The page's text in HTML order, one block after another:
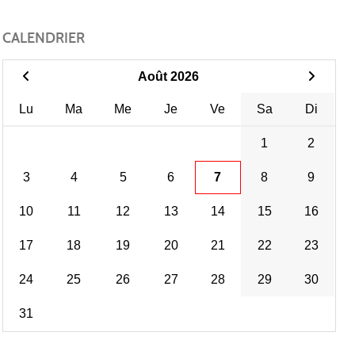
CALENDRIER
Août 2026
Lu Ma Me Je Ve Sa Di
1 2
3 4 5 6 7 8 9
10 11 12 13 14 15 16
17 18 19 20 21 22 23
24 25 26 27 28 29 30
31